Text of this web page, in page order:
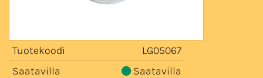
Tuotekoodi
LG05067
Saatavilla
Saatavilla